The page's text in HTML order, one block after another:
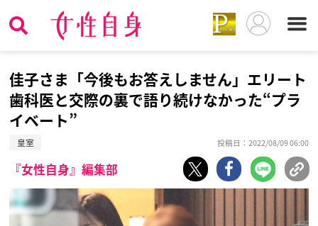
佳子さま「今後もお答えしません」エリート
歯科医と交際の裏で語り続けなかった“プラ
イベート”
皇室 投稿日：2022/08/09 06:00
『女性自身』編集部